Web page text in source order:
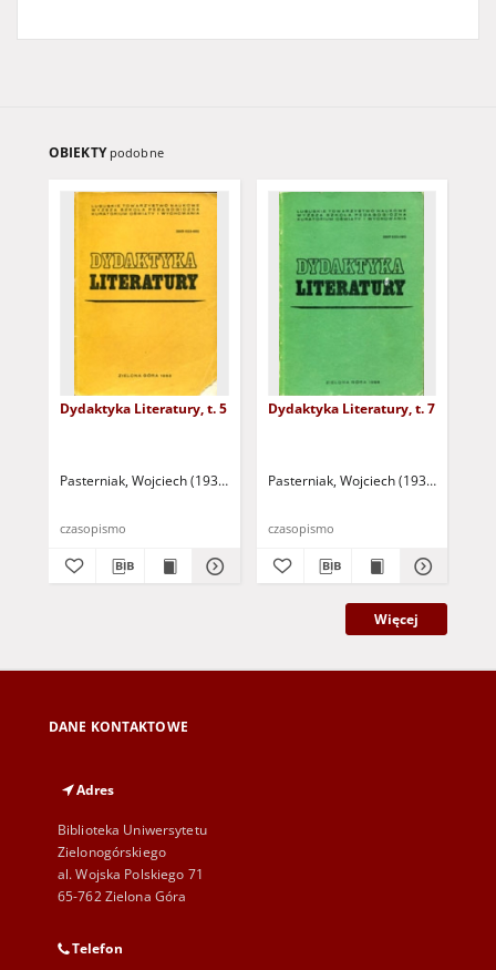
OBIEKTY podobne
Dydaktyka Literatury, t. 5
Pasterniak, Wojciech (1935-2018 ) - red.
czasopismo
Dydaktyka Literatury, t. 7
Pasterniak, Wojciech (1935-2018 ) -
czasopismo
Więcej
DANE KONTAKTOWE
Adres
Biblioteka Uniwersytetu
Zielonogórskiego
al. Wojska Polskiego 71
65-762 Zielona Góra
Telefon